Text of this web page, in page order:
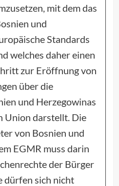
mit dem das
und
Standards
welches daher einen
zur Eröffnung von
über die
und Herzegowinas
Union darstellt. Die
von Bosnien und
EGMR muss darin
der Bürger
dürfen sich nicht